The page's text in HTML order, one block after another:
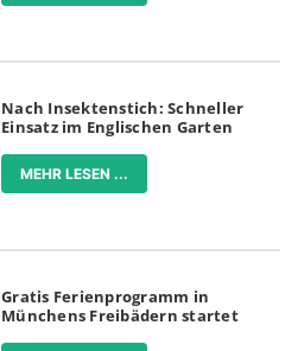
Nach Insektenstich: Schneller
Einsatz im Englischen Garten
MEHR LESEN ...
Gratis Ferienprogramm in
Münchens Freibädern startet